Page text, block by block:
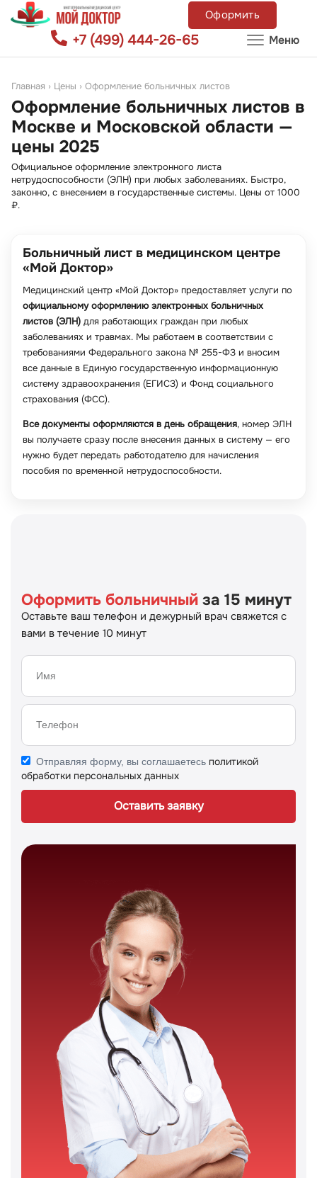
Оформить
+7 (499) 444-26-65 Меню
Главная › Цены › Оформление больничных листов
Оформление больничных листов в
Москве и Московской области —
цены 2025
Официальное оформление электронного листа
нетрудоспособности (ЭЛН) при любых заболеваниях. Быстро,
законно, с внесением в государственные системы. Цены от 1000
₽.
Больничный лист в медицинском центре
«Мой Доктор»
Медицинский центр «Мой Доктор» предоставляет услуги по
официальному оформлению электронных больничных
листов (ЭЛН) для работающих граждан при любых
заболеваниях и травмах. Мы работаем в соответствии с
требованиями Федерального закона № 255-ФЗ и вносим
все данные в Единую государственную информационную
систему здравоохранения (ЕГИСЗ) и Фонд социального
страхования (ФСС).
Все документы оформляются в день обращения, номер ЭЛН
вы получаете сразу после внесения данных в систему — его
нужно будет передать работодателю для начисления
пособия по временной нетрудоспособности.
Оформить больничный за 15 минут
Оставьте ваш телефон и дежурный врач свяжется с
вами в течение 10 минут
Отправляя форму, вы соглашаетесь политикой
обработки персональных данных
Оставить заявку